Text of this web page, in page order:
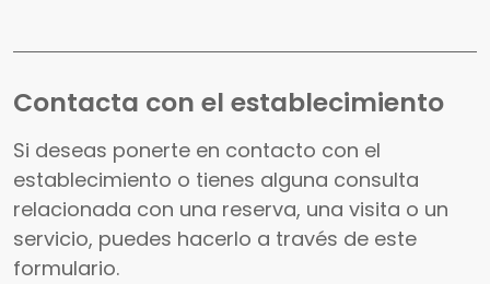
Contacta con el establecimiento
Si deseas ponerte en contacto con el
establecimiento o tienes alguna consulta
relacionada con una reserva, una visita o un
servicio, puedes hacerlo a través de este
formulario.